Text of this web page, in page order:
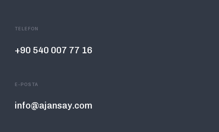
TELEFON
+90 540 007 77 16
E-POSTA
info@ajansay.com